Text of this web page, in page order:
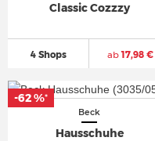
Classic Cozzzy
4 Shops ab17,98 €
Beck
Hausschuhe
-62 %*